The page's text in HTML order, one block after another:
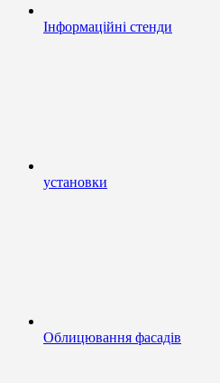
Інформаційні стенди
установки
Облицювання фасадів